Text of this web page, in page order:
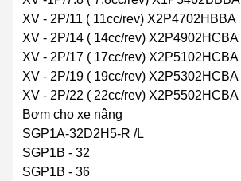
XV - 2P/11 ( 11cc/rev) X2P4702HBBA
XV - 2P/14 ( 14cc/rev) X2P4902HCBA
XV - 2P/17 ( 17cc/rev) X2P5102HCBA
XV - 2P/19 ( 19cc/rev) X2P5302HCBA
XV - 2P/22 ( 22cc/rev) X2P5502HCBA
Bơm cho xe nâng
SGP1A-32D2H5-R /L
SGP1B - 32
SGP1B - 36